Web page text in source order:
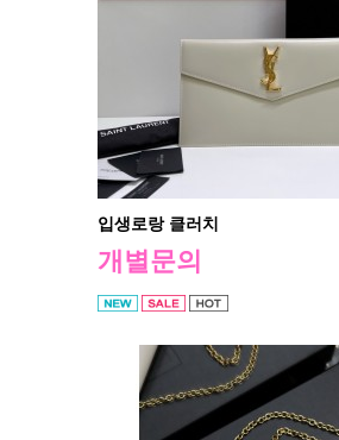
입생로랑 클러치
개별문의